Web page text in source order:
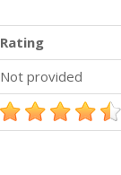
Rating
Not provided